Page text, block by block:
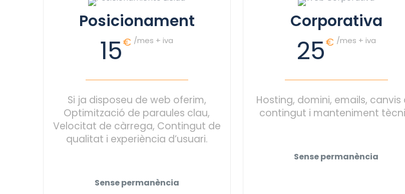
Posicionament
15€ /mes + iva
Si ja disposeu de web oferim,
Optimització de paraules clau,
Velocitat de càrrega, Contingut de
qualitat i experiència d’usuari.
Sense permanència
Corporativa
25€ /mes + iva
Hosting, domini, emails, canvis
contingut i manteniment
Sense permanència